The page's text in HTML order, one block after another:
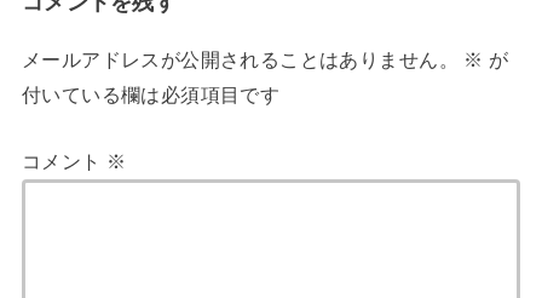
メールアドレスが公開されることはありません。 ※ が
付いている欄は必須項目です
コメント ※